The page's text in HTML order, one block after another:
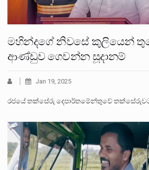
මහින්දගේ නිවසේ කුලියෙන්
ආණ්ඩුව ගෙවන්න සූදානම්
Jan 19, 2025
රජයේ තක්සේරු දෙපාර්තමේන්තුවේ